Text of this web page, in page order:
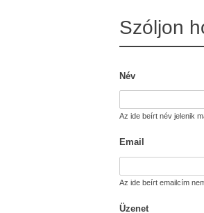
Szóljon
Név
Az ide beírt név jelenik
Email
Az ide beírt emailcím
Üzenet